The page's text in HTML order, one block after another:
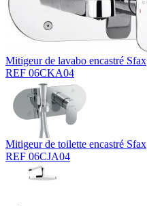
Mitigeur de lavabo encastré Sfax
REF 06CKA04
Mitigeur de toilette encastré Sfax
REF 06CJA04